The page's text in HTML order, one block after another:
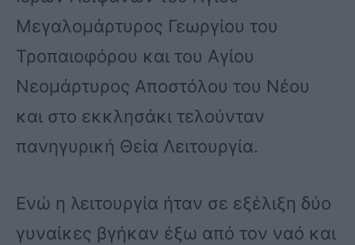
Μεγαλομάρτυρος Γεωργίου του
Τροπαιοφόρου και του Αγίου
Νεομάρτυρος Αποστόλου του Νέου
και στο εκκλησάκι τελούνταν
πανηγυρική Θεία Λειτουργία.
Ενώ η λειτουργία ήταν σε εξέλιξη δύο
γυναίκες βγήκαν έξω από τον ναό και